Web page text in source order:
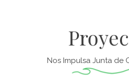
Nos Impulsa Junta de